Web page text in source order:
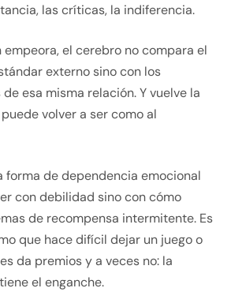
las críticas, la indiferencia.
el cerebro no compara el
externo sino con los
esa misma relación. Y vuelve la
volver a ser como al
forma de dependencia emocional
con debilidad sino con cómo
de recompensa intermitente. Es
que hace difícil dejar un juego o
da premios y a veces no: la
el enganche.